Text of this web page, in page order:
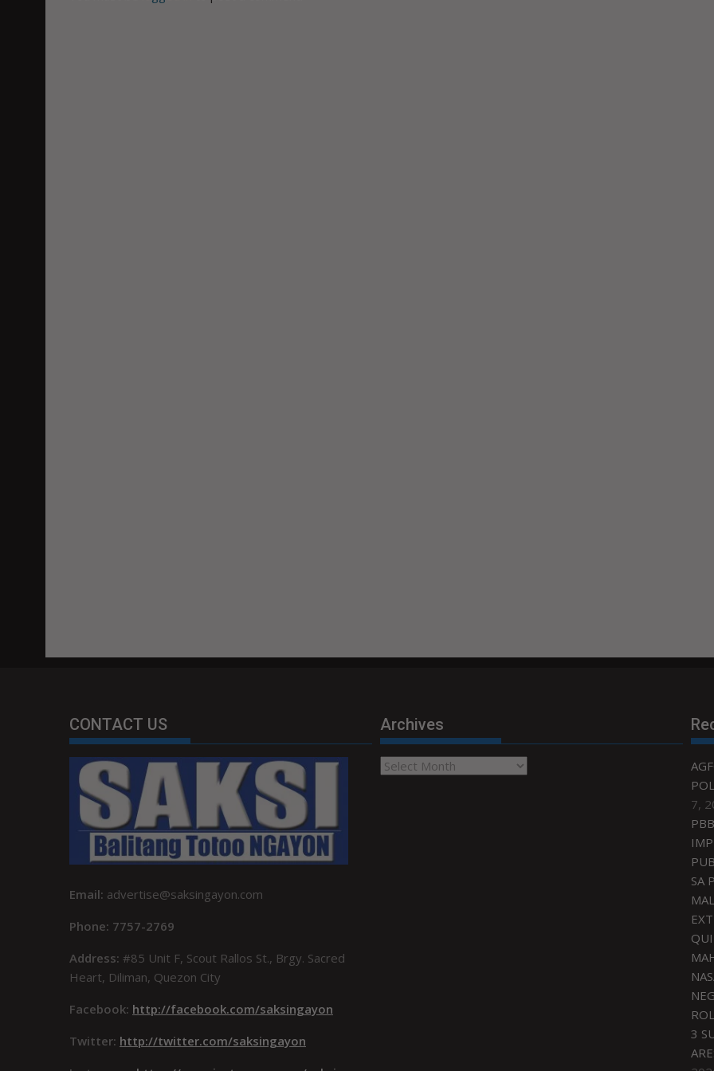
CONTACT US
Email: advertise@saksingayon.com
Phone: 7757-2769
Address: #85 Unit F, Scout Rallos St., Brgy. Sacred
Heart, Diliman, Quezon City
Facebook: http://facebook.com/saksingayon
Twitter: http://twitter.com/saksingayon
Archives
Archives
7,
SA
3